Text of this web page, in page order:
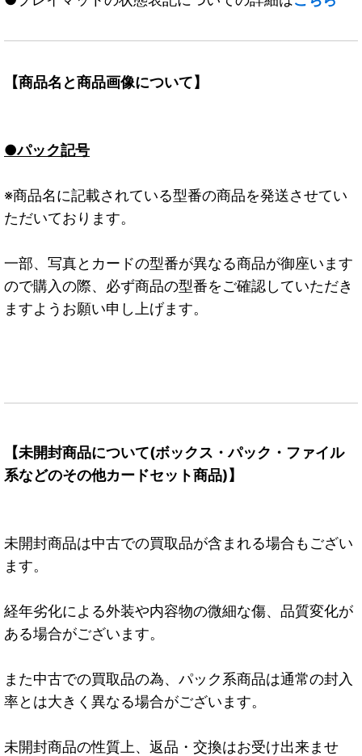
【商品名と商品画像について】
●パック記号
※商品名に記載されている型番の商品を発送させてい
ただいております。
一部、写真とカードの型番が異なる商品が御座います
ので購入の際、必ず商品の型番をご確認していただき
ますようお願い申し上げます。
【未開封商品について(ボックス・パック・ファイル
系などのその他カードセット商品)】
未開封商品は中古での買取品が含まれる場合もござい
ます。
経年劣化による外装や内容物の微細な傷、品質変化が
ある場合がございます。
また中古での買取品の為、パック系商品は通常の封入
率とは大きく異なる場合がございます。
未開封商品の性質上、返品・交換はお受け出来ませ